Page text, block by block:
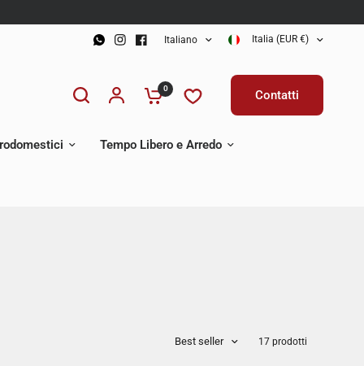
Italiano Italia (EUR €)
0 Contatti
Tempo Libero e Arredo
Best seller 17 prodotti